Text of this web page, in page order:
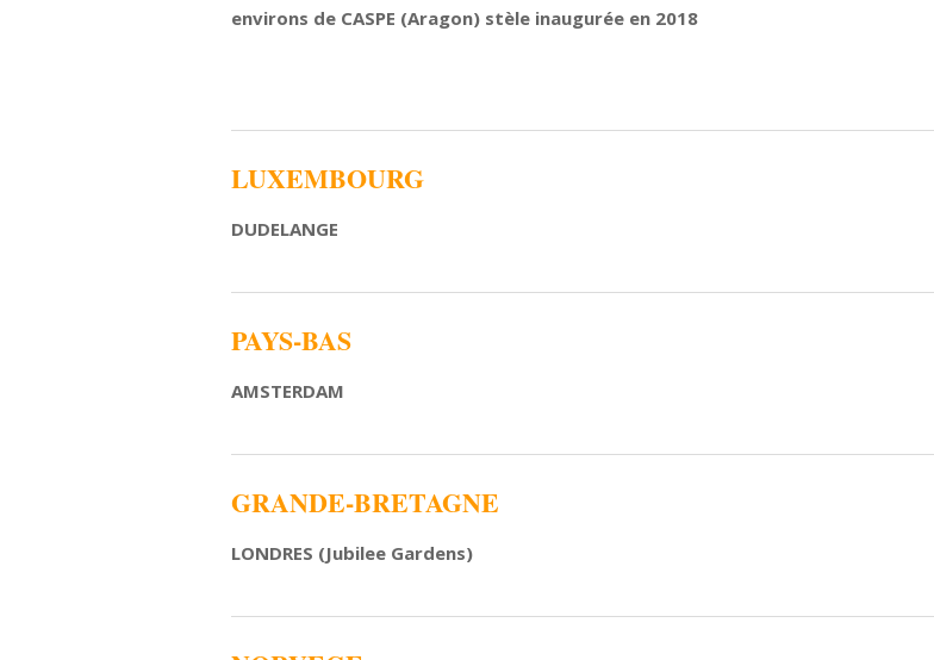
environs de CASPE (Aragon) stèle inaugurée en 2018
LUXEMBOURG
DUDELANGE
PAYS-BAS
AMSTERDAM
GRANDE-BRETAGNE
LONDRES (Jubilee Gardens)